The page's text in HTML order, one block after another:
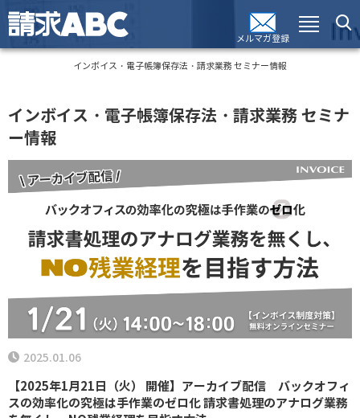
メルマガ登録
インボイス・電子帳簿保存法・請求業務 セミナー情報
インボイス・電子帳簿保存法・請求業務 セミナ
ー情報
【2025年1月21日（火） 開催】アーカイブ配信 バックオフィ
スの効率化の究極は手作業のゼロ化 請求書処理のアナログ業務
2025.01.06